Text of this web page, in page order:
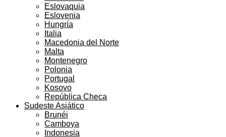
Eslovaquia
Eslovenia
Hungría
Italia
Macedonia del Norte
Malta
Montenegro
Polonia
Portugal
Kosovo
República Checa
Sudeste Asiático
Brunéi
Camboya
Indonesia